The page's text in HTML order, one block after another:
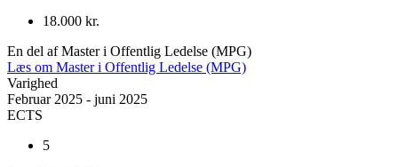
18.000 kr.
En del af Master i Offentlig Ledelse (MPG)
Læs om Master i Offentlig Ledelse (MPG)
Varighed
Februar 2025 - juni 2025
ECTS
5